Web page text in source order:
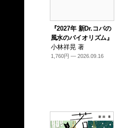
『2027年 新Dr.コパの
風水のバイオリズム』
小林祥晃 著
1,760円 — 2026.09.16